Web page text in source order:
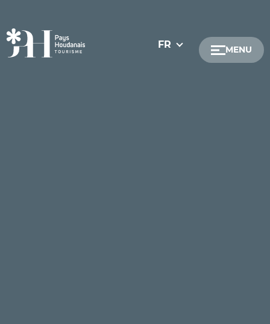
FR MENU